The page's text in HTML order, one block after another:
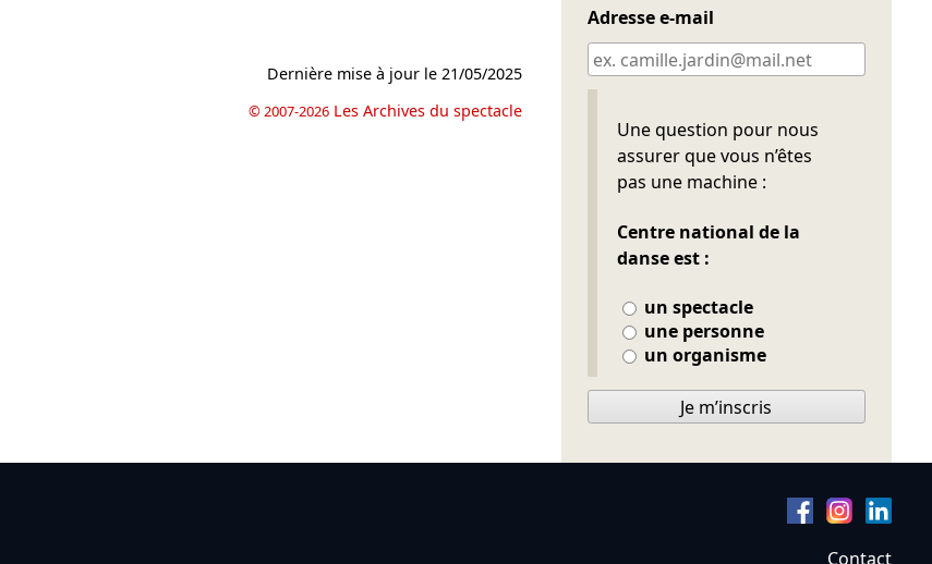
Dernière mise à jour le21/05/2025
© 2007-2026 Les Archives du spectacle
Adresse e-mail
Une question pour nous
assurer que vous n’êtes
pas une machine :
Centre national de la
danse est :
un spectacle
une personne
un organisme
Ne pas remplir
Je m’inscris
Contact